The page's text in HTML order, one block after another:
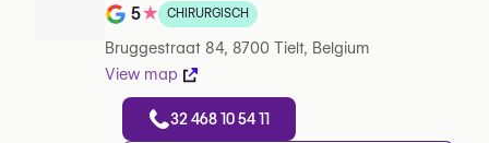
Note de 5 sur 5 sur Google
5★ CHIRURGISCH
Bruggestraat 84, 8700 Tielt, Belgium
View map
32 468 10 54 11